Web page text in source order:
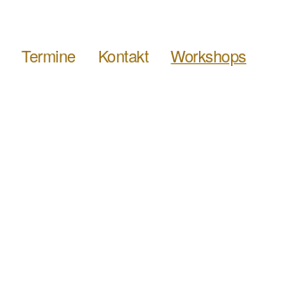
Termine Kontakt Workshops